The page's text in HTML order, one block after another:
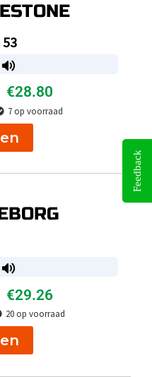
€28.80
7 op voorraad
€29.26
20 op voorraad
Feedback